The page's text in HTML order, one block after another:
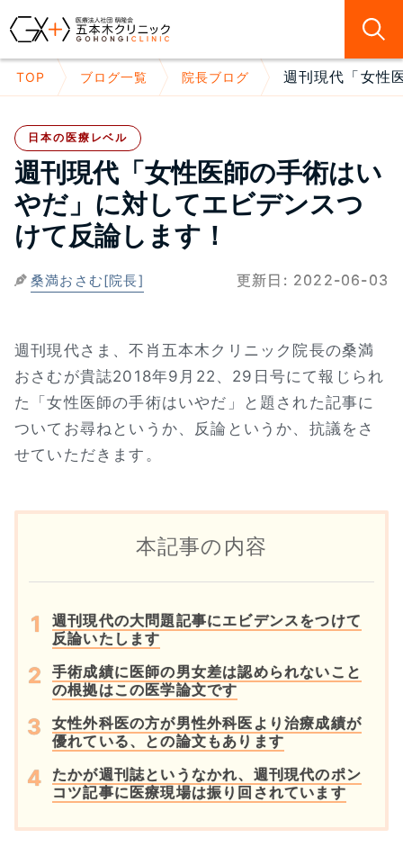
TOP ブログ一覧 院長ブログ 週刊現代「女性
日本の医療レベル
週刊現代「女性医師の手術はい
やだ」に対してエビデンスつ
けて反論します！
桑満おさむ[院長] 更新日: 2022-06-03
週刊現代さま、不肖五本木クリニック院長の桑満
おさむが貴誌2018年9月22、29日号にて報じられ
た「女性医師の手術はいやだ」と題された記事に
ついてお尋ねというか、反論というか、抗議をさ
せていただきます。
本記事の内容
週刊現代の大問題記事にエビデンスをつけて
反論いたします
手術成績に医師の男女差は認められないこと
の根拠はこの医学論文です
女性外科医の方が男性外科医より治療成績が
優れている、との論文もあります
たかが週刊誌というなかれ、週刊現代のポン
コツ記事に医療現場は振り回されています